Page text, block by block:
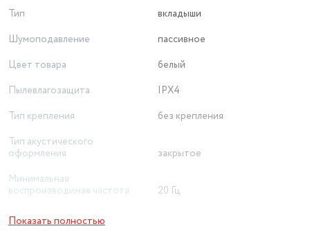
Тип
вкладыши
Шумоподавление
пассивное
Цвет товара
белый
Пылевлагозащита
IPX4
Тип крепления
без крепления
Тип акустического
оформления
закрытое
Минимальная
воспроизводимая частота
20 Гц
Максимальная
воспроизводимая частота
Показать полностью